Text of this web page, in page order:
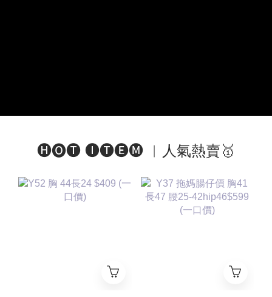
🅗🅞🅣 🅘🅣🅔🅜 ︱人氣熱賣🥇